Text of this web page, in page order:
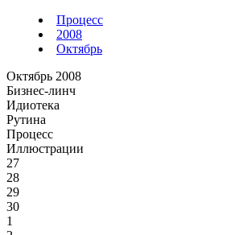
Процесс
2008
Октябрь
Октябрь 2008
Бизнес-линч
Идиотека
Рутина
Процесс
Иллюстрации
27
28
29
30
1